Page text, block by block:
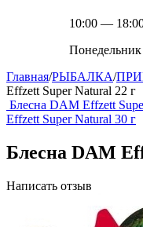
10:00 —
Главная/РЫБАЛКА/
Effzett Super Natural 22 г
Блесна DAM Effzett
Effzett Super Natural 30 г
Блесна DAM
Написать отзыв